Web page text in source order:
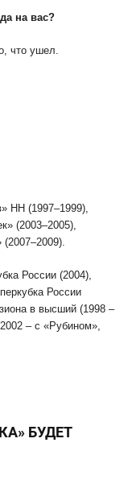
на вас?
что ушел.
НН (1997–1999),
(2003–2005),
России (2004),
России
в высший (1998 –
– с «Рубином»,
БУДЕТ